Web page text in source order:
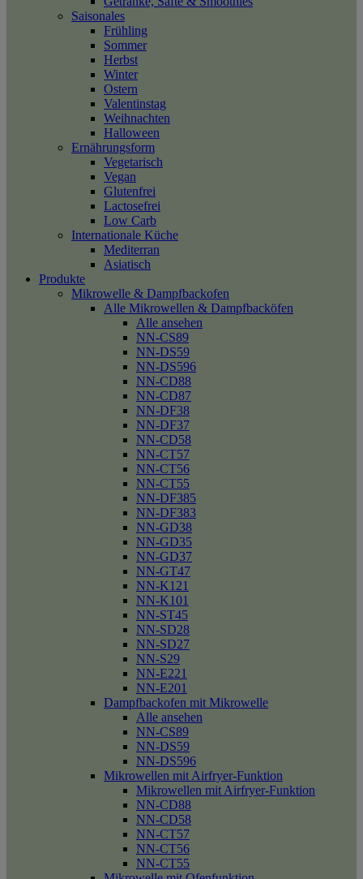
Saisonales
Frühling
Sommer
Herbst
Winter
Ostern
Valentinstag
Weihnachten
Halloween
Ernährungsform
Vegetarisch
Vegan
Glutenfrei
Lactosefrei
Low Carb
Internationale Küche
Mediterran
Asiatisch
Produkte
Mikrowelle & Dampfbackofen
Alle Mikrowellen & Dampfbacköfen
Alle ansehen
NN-CS89
NN-DS59
NN-DS596
NN-CD88
NN-CD87
NN-DF38
NN-DF37
NN-CD58
NN-CT57
NN-CT56
NN-CT55
NN-DF385
NN-DF383
NN-GD38
NN-GD35
NN-GD37
NN-GT47
NN-K121
NN-K101
NN-ST45
NN-SD28
NN-SD27
NN-S29
NN-E221
NN-E201
Dampfbackofen mit Mikrowelle
Alle ansehen
NN-CS89
NN-DS59
NN-DS596
Mikrowellen mit Airfryer-Funktion
Mikrowellen mit Airfryer-Funktion
NN-CD88
NN-CD58
NN-CT57
NN-CT56
NN-CT55